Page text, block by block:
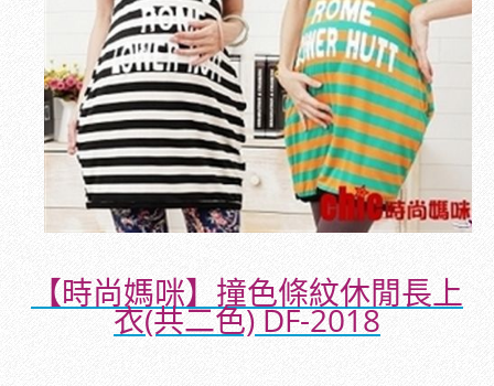
【時尚媽咪】撞色條紋休閒長上
衣(共二色) DF-2018